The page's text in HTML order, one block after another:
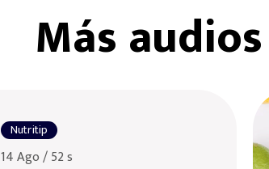
Más
Nutritip
14 Ago / 52 s